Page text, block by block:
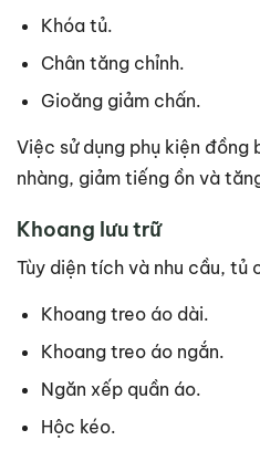
Khóa tủ.
Chân tăng chỉnh.
Gioăng giảm chấn.
Việc sử dụng phụ kiện đồng
nhàng, giảm tiếng ồn và
Khoang lưu trữ
Tùy diện tích và nhu cầu, tủ
Khoang treo áo dài.
Khoang treo áo ngắn.
Ngăn xếp quần áo.
Hộc kéo.